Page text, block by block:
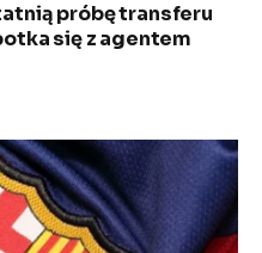
próbę transferu
się z agentem